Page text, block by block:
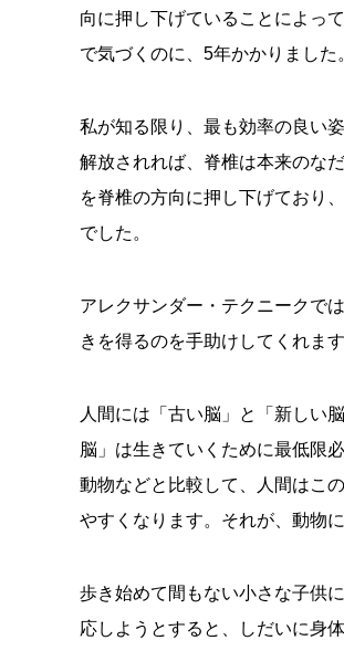
向に押し下げていることによっ
で気づくのに、5年かかりました
私が知る限り、最も効率の良い
解放されれば、脊椎は本来のな
を脊椎の方向に押し下げており
でした。
アレクサンダー・テクニークで
きを得るのを手助けしてくれま
人間には「古い脳」と「新しい
脳」は生きていくために最低限
動物などと比較して、人間はこ
やすくなります。それが、動物
歩き始めて間もない小さな子供
応しようとすると、しだいに身